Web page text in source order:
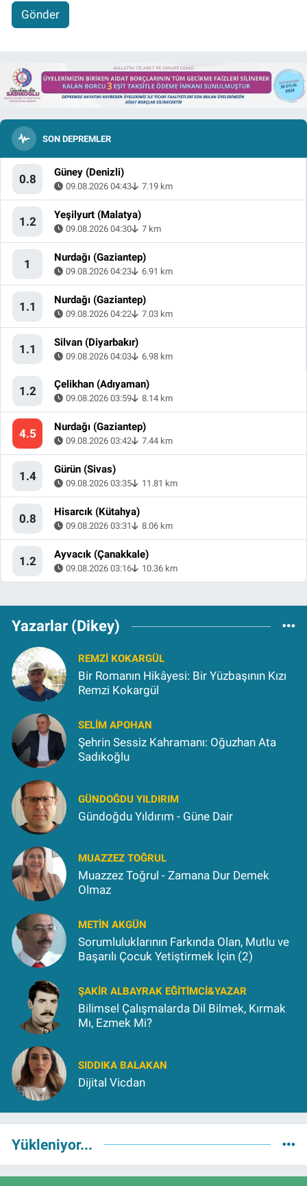
Gönder
SON DEPREMLER
0.8 Güney (Denizli)
09.08.2026 04:43 7.19 km
1.2 Yeşilyurt (Malatya)
09.08.2026 04:30 7 km
1 Nurdağı (Gaziantep)
09.08.2026 04:23 6.91 km
1.1 Nurdağı (Gaziantep)
09.08.2026 04:22 7.03 km
1.1 Silvan (Diyarbakır)
09.08.2026 04:03 6.98 km
1.2 Çelikhan (Adıyaman)
09.08.2026 03:59 8.14 km
4.5 Nurdağı (Gaziantep)
09.08.2026 03:42 7.44 km
1.4 Gürün (Sivas)
09.08.2026 03:35 11.81 km
0.8 Hisarcık (Kütahya)
09.08.2026 03:31 8.06 km
1.2 Ayvacık (Çanakkale)
09.08.2026 03:16 10.36 km
Yazarlar (Dikey)
REMZI KOKARGÜL
Bir Romanın Hikâyesi: Bir Yüzbaşının Kızı
Remzi Kokargül
SELIM APOHAN
Şehrin Sessiz Kahramanı: Oğuzhan Ata
Sadıkoğlu
GÜNDOĞDU YILDIRIM
Gündoğdu Yıldırım - Güne Dair
MUAZZEZ TOĞRUL
Muazzez Toğrul - Zamana Dur Demek
Olmaz
METIN AKGÜN
Sorumluluklarının Farkında Olan, Mutlu ve
Başarılı Çocuk Yetiştirmek İçin (2)
ŞAKIR ALBAYRAK EĞITIMCI&YAZAR
Bilimsel Çalışmalarda Dil Bilmek, Kırmak
Mı, Ezmek Mi?
SIDDIKA BALAKAN
Dijital Vicdan
Yükleniyor...